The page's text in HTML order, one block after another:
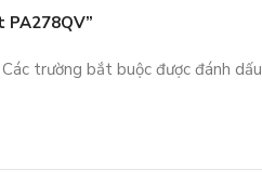
Các trường bắt buộc được đánh dấu